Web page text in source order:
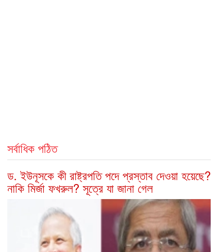
সর্বাধিক পঠিত
ড. ইউনূসকে কী রাষ্ট্রপতি পদে প্রস্তাব দেওয়া হয়েছে?
নাকি মির্জা ফখরুল? সূত্রে যা জানা গেল